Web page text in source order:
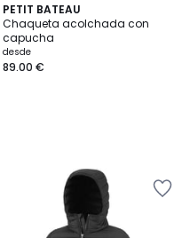
PETIT BATEAU
Chaqueta acolchada con
capucha
desde
89.00 €